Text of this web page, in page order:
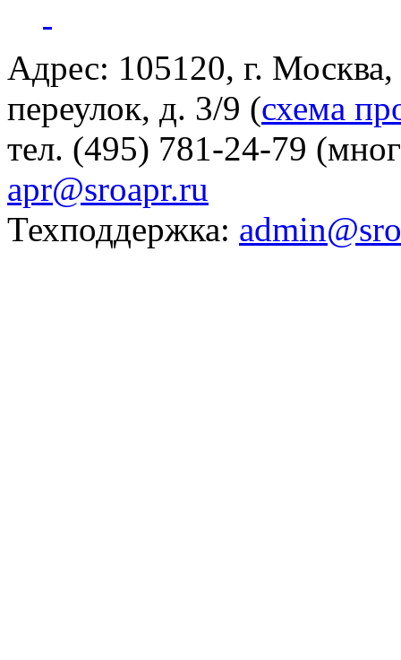
Адрес: 105120, г.
переулок, д. 3/9 (схема
тел. (495) 781-24-79
apr@sroapr.ru
Техподдержка: